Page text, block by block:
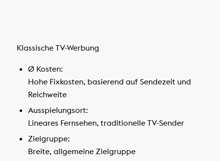
Klassische TV-Werbung
Ø Kosten:
Hohe Fixkosten, basierend auf Sendezeit und
Reichweite
Ausspielungsort:
Lineares Fernsehen, traditionelle TV-Sender
Zielgruppe:
Breite, allgemeine Zielgruppe